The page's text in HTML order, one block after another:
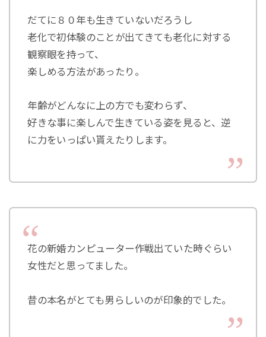
だてに８０年も生きていないだろうし
老化で初体験のことが出てきても老化に対する
観察眼を持って、
楽しめる方法があったり。
年齢がどんなに上の方でも変わらず、
好きな事に楽しんで生きている姿を見ると、逆
に力をいっぱい貰えたりします。
花の新婚カンピューター作戦出ていた時ぐらい
女性だと思ってました。
昔の本名がとても男らしいのが印象的でした。